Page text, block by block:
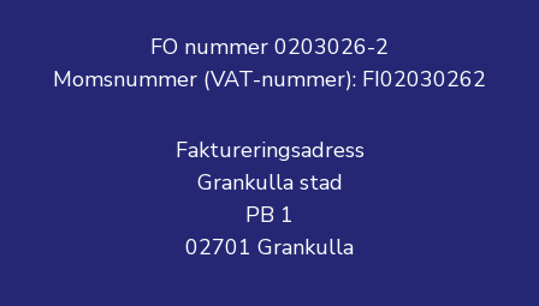
FO nummer 0203026-2
Momsnummer (VAT-nummer): FI02030262
Faktureringsadress
Grankulla stad
PB 1
02701 Grankulla